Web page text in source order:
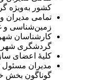
کشور به‌ویژه
تمامی مدیران
زمین‌شناسی و
کارشناسان
گردشگری شهری
کلیۀ اعضای
مدیران مسئول
گوناگون